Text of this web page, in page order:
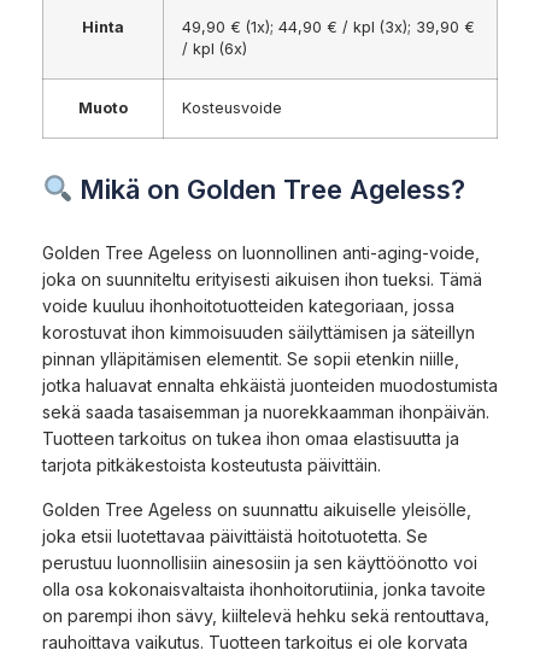
Hinta
49,90 € (1x); 44,90 € / kpl (3x); 39,90 €
/ kpl (6x)
Muoto Kosteusvoide
Mikä on Golden Tree Ageless?
Golden Tree Ageless on luonnollinen anti-aging-voide,
joka on suunniteltu erityisesti aikuisen ihon tueksi. Tämä
voide kuuluu ihonhoitotuotteiden kategoriaan, jossa
korostuvat ihon kimmoisuuden säilyttämisen ja säteillyn
pinnan ylläpitämisen elementit. Se sopii etenkin niille,
jotka haluavat ennalta ehkäistä juonteiden muodostumista
sekä saada tasaisemman ja nuorekkaamman ihonpäivän.
Tuotteen tarkoitus on tukea ihon omaa elastisuutta ja
tarjota pitkäkestoista kosteutusta päivittäin.
Golden Tree Ageless on suunnattu aikuiselle yleisölle,
joka etsii luotettavaa päivittäistä hoitotuotetta. Se
perustuu luonnollisiin ainesosiin ja sen käyttöönotto voi
olla osa kokonaisvaltaista ihonhoitorutiinia, jonka tavoite
on parempi ihon sävy, kiiltelevä hehku sekä rentouttava,
rauhoittava vaikutus. Tuotteen tarkoitus ei ole korvata